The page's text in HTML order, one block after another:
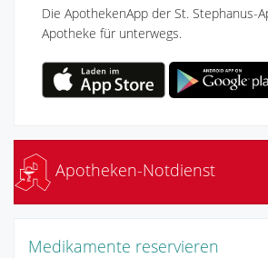
Die ApothekenApp der St. Stephanus-
Apotheke für unterwegs.
Apotheken-Notdienst
Medikamente reservieren